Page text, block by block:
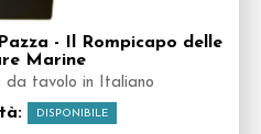
- Il Rompicapo delle
Marine
da tavolo in Italiano
DISPONIBILE